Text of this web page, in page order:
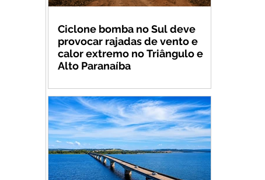
Ciclone bomba no Sul deve
provocar rajadas de vento e
calor extremo no Triângulo e
Alto Paranaíba